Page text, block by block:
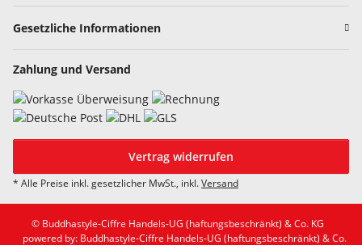
Gesetzliche Informationen
Zahlung und Versand
Vertrag widerrufen
* Alle Preise inkl. gesetzlicher MwSt., inkl.Versand
© Buddhastyle-Ciffre Handels-UG (haftungsbeschränkt) & Co. KG
powered by: Buddhastyle-Ciffre Handels-UG (haftungsbeschränkt) & Co.